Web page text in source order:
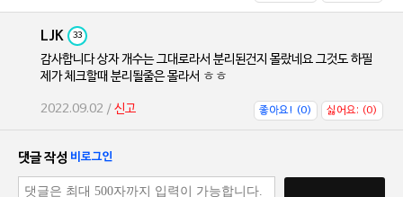
LJK 33
감사합니다 상자 개수는 그대로라서 분리된건지 몰랐네요 그것도 하필
제가 체크할때 분리될줄은 몰라서 ㅎㅎ
2022.09.02 / 신고 좋아요! (0) 싫어요; (0)
댓글 작성 비로그인